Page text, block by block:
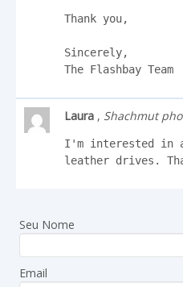
Thank you,
Sincerely,
The Flashbay Team
Laura , Shachmut
I'm interested in
leather drives.
Seu Nome
Email